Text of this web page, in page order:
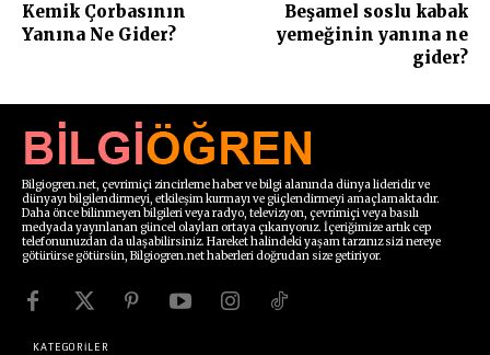
Kemik Çorbasının
Yanına Ne Gider?
Beşamel soslu kabak
yemeğinin yanına ne
gider?
Bilgiogren.net, çevrimiçi zincirleme haber ve bilgi alanında dünya lideridir ve
dünyayı bilgilendirmeyi, etkileşim kurmayı ve güçlendirmeyi amaçlamaktadır.
Daha önce bilinmeyen bilgileri veya radyo, televizyon, çevrimiçi veya basılı
medyada yayınlanan güncel olayları ortaya çıkarıyoruz. İçeriğimize artık cep
telefonunuzdan da ulaşabilirsiniz. Hareket halindeki yaşam tarzınız sizi nereye
götürürse götürsün, Bilgiogren.net haberleri doğrudan size getiriyor.
KATEGORİLER